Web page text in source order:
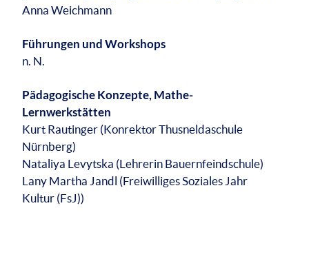
Anna Weichmann
Führungen und Workshops
n. N.
Pädagogische Konzepte, Mathe-
Lernwerkstätten
Kurt Rautinger (Konrektor Thusneldaschule
Nürnberg)
Nataliya Levytska (Lehrerin Bauernfeindschule)
Lany Martha Jandl (Freiwilliges Soziales Jahr
Kultur (FsJ))